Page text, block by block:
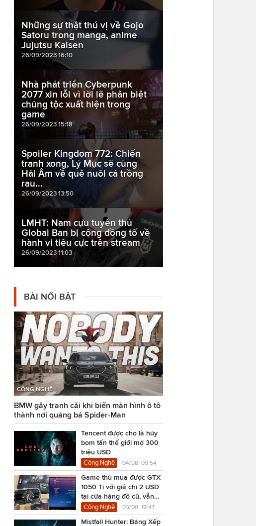
Những sự thật thú vị về Gojo
Satoru trong manga, anime
Jujutsu Kaisen
26/09/2023 16:10
Nhà phát triển Cyberpunk
2077 xin lỗi vì lời lẽ phân biệt
chủng tộc xuất hiện trong
game
26/09/2023 15:18
Spoiler Kingdom 772: Chiến
tranh xong, Lý Mục sẽ cùng
Hải Âm về quê nuôi cá trồng
rau...
26/09/2023 13:50
LMHT: Nam cựu tuyển thủ
Global Ban bị cộng đồng tố về
hành vi tiêu cực trên stream
26/09/2023 11:03
BÀI NỔI BẬT
CÔNG NGHỆ
BMW gây tranh cãi khi biến màn hình ô tô
thành nơi quảng bá Spider-Man
Tencent được cho là hủy
bom tấn thế giới mở 300
triệu USD
Công Nghệ 04/08, 09:54
Game thủ mua được GTX
1050 Ti với giá chỉ 2 USD
tại cửa hàng đồ cũ, vẫn
chạy Cyberpunk 2077
Công Nghệ 03/08, 19:47
Mistfall Hunter: Bảng Xếp